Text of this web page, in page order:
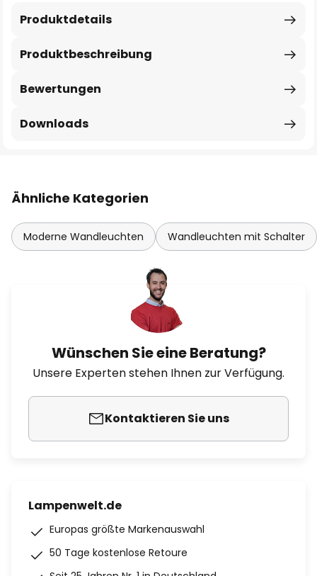
Produktbeschreibung
Produktdetails
Bewertungen
Downloads
Ähnliche Kategorien
Moderne Wandleuchten Wandleuchten mit Schalter
Wünschen Sie eine Beratung?
Unsere Experten stehen Ihnen zur Verfügung.
Kontaktieren Sie uns
Lampenwelt.de
Europas größte Markenauswahl
50 Tage kostenlose Retoure